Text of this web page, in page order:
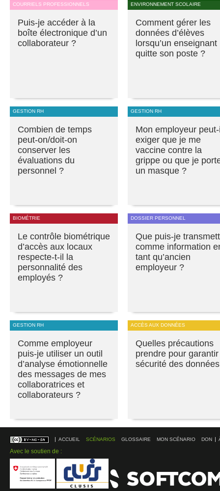
COURRIELS PROFESSIONNELS
Puis-je accéder à la
boîte électronique d’un
collaborateur ?
ENVIRONNEMENT SCOLAIRE
Comment gérer les
données d’élèves
lorsqu’un enseignant
quitte son poste ?
GESTION RH
Combien de temps
peut-on/doit-on
conserver les
évaluations du
personnel ?
GESTION RH
Mon employeur
exiger que je me
vaccine contre la
grippe ou que je
un masque ?
BIOMÉTRIE
Le contrôle biométrique
d’accès aux locaux
respecte-t-il la
personnalité des
employés ?
DOSSIER PERSONNEL
Que puis-je
comme information
tant qu’ancien
employeur ?
GESTION RH
Comme employeur
puis-je utiliser un outil
d’analyse émotionnelle
des messages de mes
collaboratrices et
collaborateurs ?
ACCÈS AUX DONNÉES
Quelles précautions
prendre pour
sécurité des
ACCUEIL SCÉNARIOS GLOSSAIRE MON SCÉNARIO DON
Avec le soutien de :